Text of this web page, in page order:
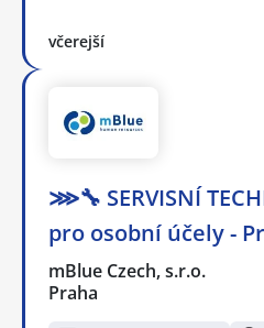
včerejší
⋙🔧 SERVISNÍ
pro osobní účely -
mBlue Czech, s.r.o.
Praha